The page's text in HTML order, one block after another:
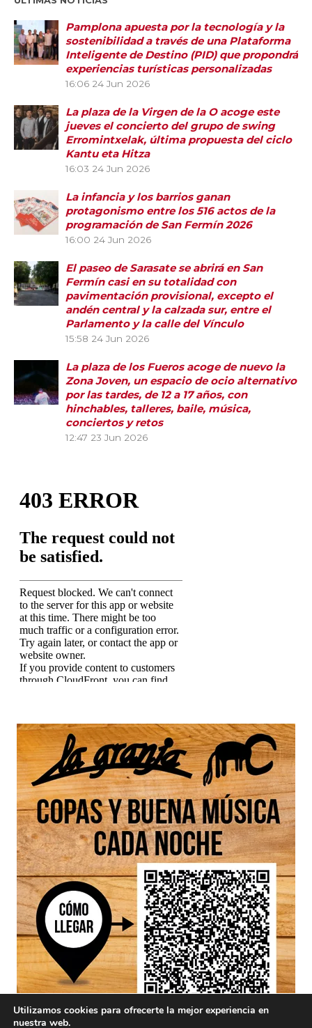
Pamplona apuesta por la tecnología y la
sostenibilidad a través de una Plataforma
Inteligente de Destino (PID) que propondrá
experiencias turísticas personalizadas
16:06 24 Jun 2026
La plaza de la Virgen de la O acoge este
jueves el concierto del grupo de swing
Erromintxelak, última propuesta del ciclo
Kantu eta Hitza
16:03 24 Jun 2026
La infancia y los barrios ganan
protagonismo entre los 516 actos de la
programación de San Fermín 2026
16:00 24 Jun 2026
El paseo de Sarasate se abrirá en San
Fermín casi en su totalidad con
pavimentación provisional, excepto el
andén central y la calzada sur, entre el
Parlamento y la calle del Vínculo
15:58 24 Jun 2026
La plaza de los Fueros acoge de nuevo la
Zona Joven, un espacio de ocio alternativo
por las tardes, de 12 a 17 años, con
hinchables, talleres, baile, música,
conciertos y retos
12:47 23 Jun 2026
Utilizamos cookies para ofrecerte la mejor experiencia en
nuestra web.